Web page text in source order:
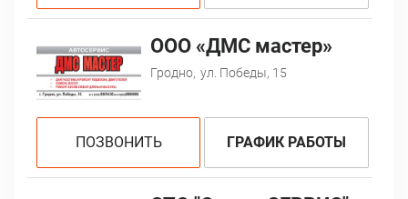
ООО «ДМС мастер»
Гродно, ул. Победы, 15
ПОЗВОНИТЬ ГРАФИК РАБОТЫ